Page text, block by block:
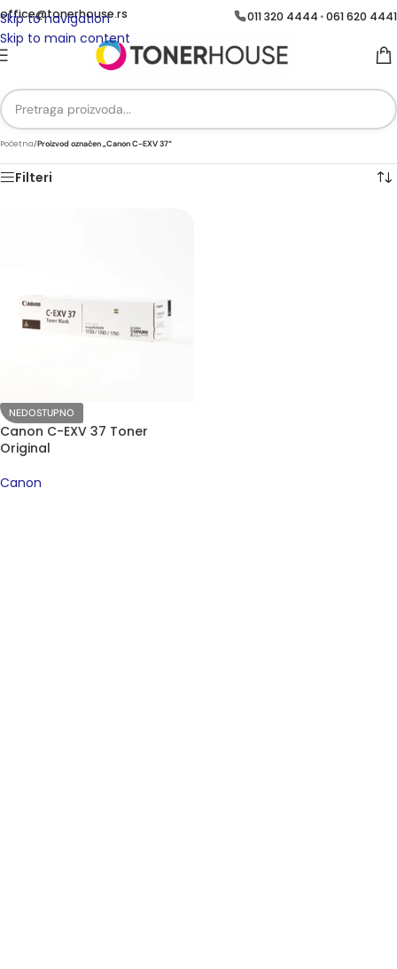
Skip to navigation
Skip to main content
office@tonerhouse.rs 011 320 4444 •061 620 4441
Početna/Proizvod označen „Canon C-EXV 37“
Filteri
NEDOSTUPNO
Canon C-EXV 37 Toner
Original
Canon